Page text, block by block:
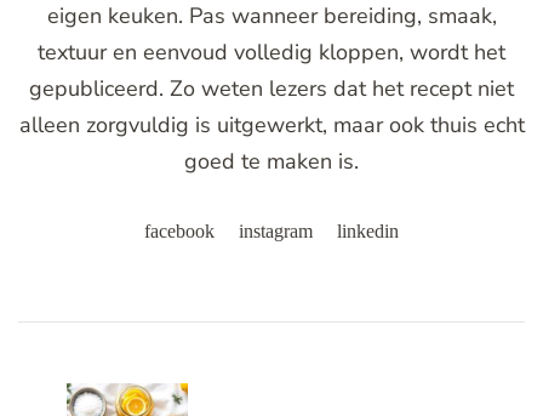
eigen keuken. Pas wanneer bereiding, smaak,
textuur en eenvoud volledig kloppen, wordt het
gepubliceerd. Zo weten lezers dat het recept niet
alleen zorgvuldig is uitgewerkt, maar ook thuis echt
goed te maken is.
facebook instagram linkedin
Navigation